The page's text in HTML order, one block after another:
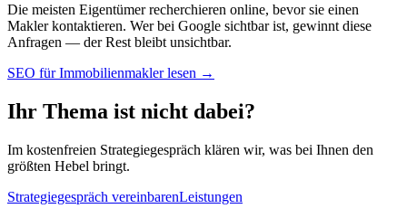
Die meisten Eigentümer recherchieren online, bevor sie einen
Makler kontaktieren. Wer bei Google sichtbar ist, gewinnt diese
Anfragen — der Rest bleibt unsichtbar.
SEO für Immobilienmakler lesen →
Ihr Thema ist nicht dabei?
Im kostenfreien Strategiegespräch klären wir, was bei Ihnen den
größten Hebel bringt.
Strategiegespräch vereinbarenLeistungen